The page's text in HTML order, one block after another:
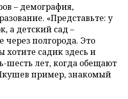
– демография,
«Представьте: у
а детский сад –
через полгорода. Это
хотите садик здесь и
шесть лет, когда обещают
пример, знакомый